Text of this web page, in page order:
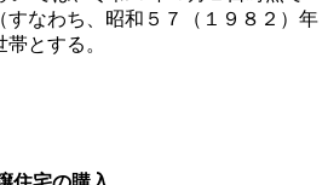
すなわち、昭和５７（１９８２）年
とする。